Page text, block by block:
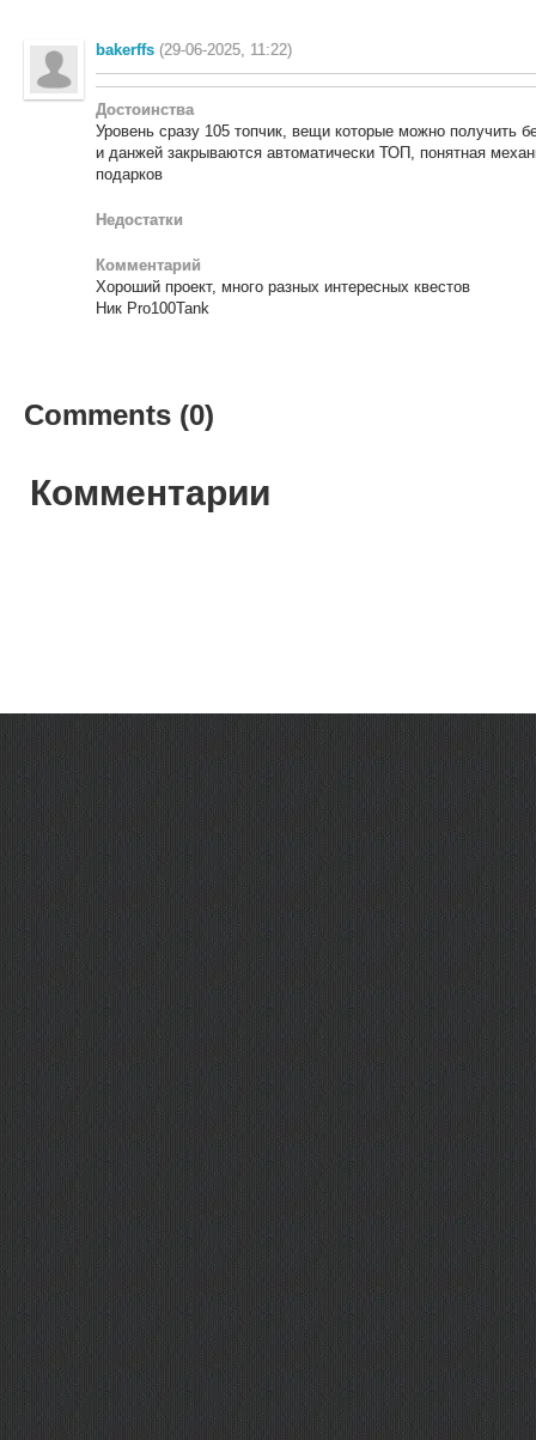
bakerffs (29-06-2025, 11:22)
Достоинства
Уровень сразу 105 топчик, вещи которые можно получить
и данжей закрываются автоматически ТОП, понятная
подарков
Недостатки
Комментарий
Хороший проект, много разных интересных квестов
Ник Pro100Tank
Comments (0)
Комментарии